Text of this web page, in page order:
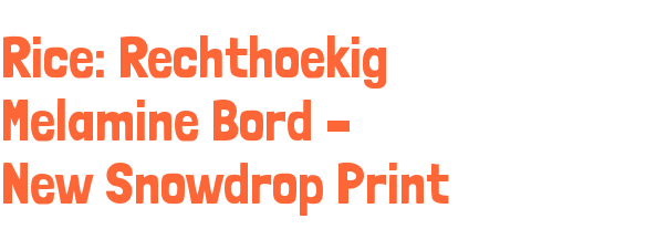
Rice: Rechthoekig
Melamine Bord –
New Snowdrop Print